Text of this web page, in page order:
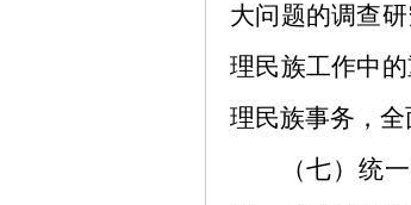
大问题的调查
理民族工作中
理民族事务，
（七）统